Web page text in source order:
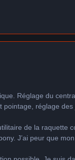
Réglage du
réglage
de la raquette
J’ai peur que